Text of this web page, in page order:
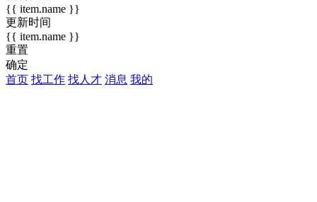
{{ item.name }}
更新时间
{{ item.name }}
重置
确定
首页 找工作 找人才 消息 我的